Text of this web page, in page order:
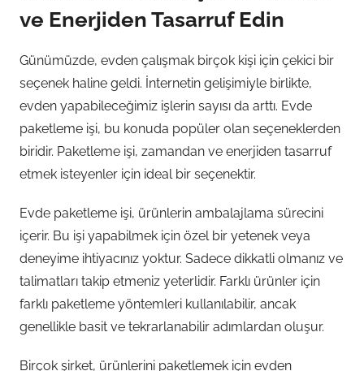
ve Enerjiden Tasarruf Edin
Günümüzde, evden çalışmak birçok kişi için çekici bir
seçenek haline geldi. İnternetin gelişimiyle birlikte,
evden yapabileceğimiz işlerin sayısı da arttı. Evde
paketleme işi, bu konuda popüler olan seçeneklerden
biridir. Paketleme işi, zamandan ve enerjiden tasarruf
etmek isteyenler için ideal bir seçenektir.
Evde paketleme işi, ürünlerin ambalajlama sürecini
içerir. Bu işi yapabilmek için özel bir yetenek veya
deneyime ihtiyacınız yoktur. Sadece dikkatli olmanız ve
talimatları takip etmeniz yeterlidir. Farklı ürünler için
farklı paketleme yöntemleri kullanılabilir, ancak
genellikle basit ve tekrarlanabilir adımlardan oluşur.
Birçok şirket, ürünlerini paketlemek için evden